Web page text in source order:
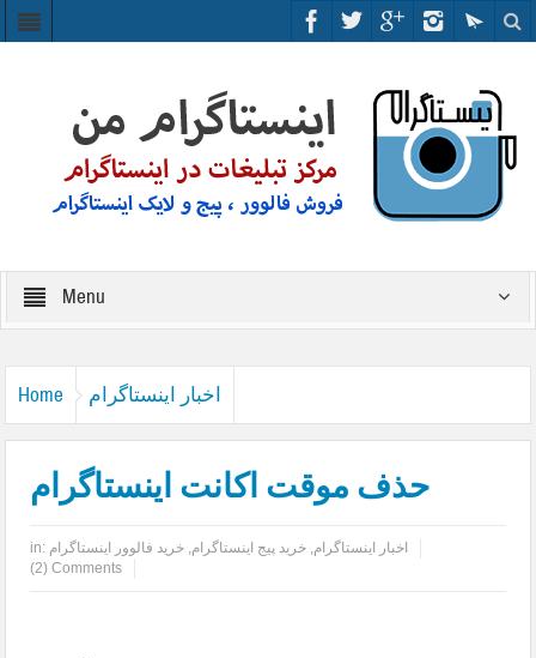
Menu
Home اخبار اینستاگرام
حذف موقت اکانت اینستاگرام
in: اخبار اینستاگرام, خرید پیج اینستاگرام, خرید فالوور اینستاگرام
(2) Comments